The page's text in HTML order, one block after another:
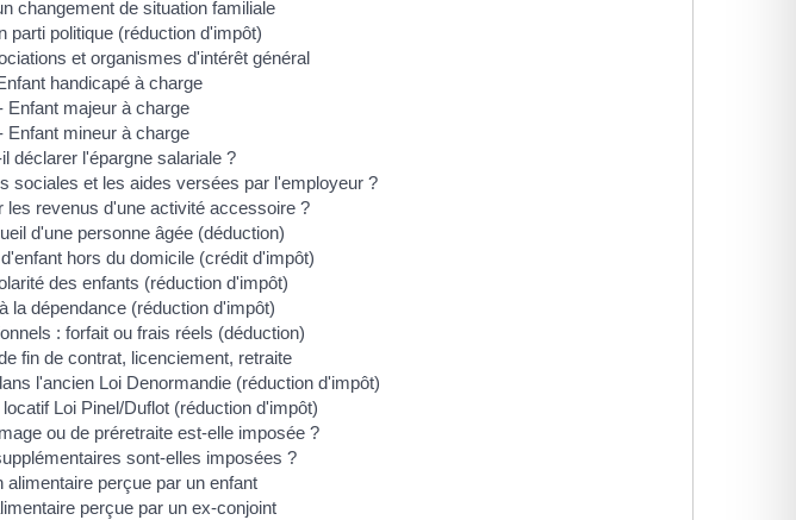
changement de situation familiale
parti politique (réduction d'impôt)
et organismes d'intérêt général
handicapé à charge
Enfant majeur à charge
Enfant mineur à charge
déclarer l'épargne salariale ?
sociales et les aides versées par l'employeur ?
les revenus d'une activité accessoire ?
d'une personne âgée (déduction)
hors du domicile (crédit d'impôt)
des enfants (réduction d'impôt)
la dépendance (réduction d'impôt)
: forfait ou frais réels (déduction)
fin de contrat, licenciement, retraite
l'ancien Loi Denormandie (réduction d'impôt)
Loi Pinel/Duflot (réduction d'impôt)
ou de préretraite est-elle imposée ?
sont-elles imposées ?
perçue par un enfant
perçue par un ex-conjoint